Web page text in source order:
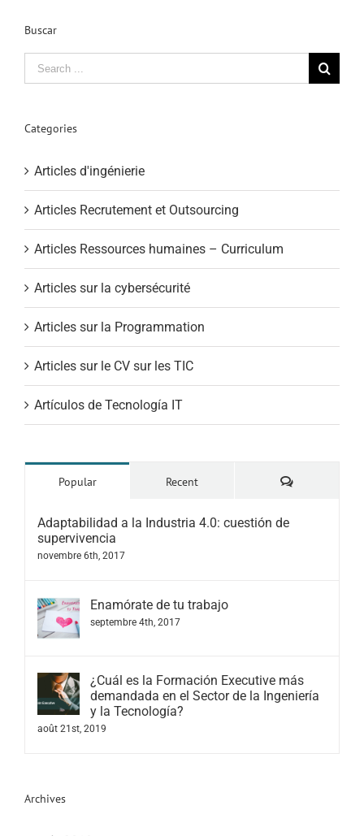
Buscar
Search
for:
Categories
Articles d'ingénierie
Articles Recrutement et Outsourcing
Articles Ressources humaines – Curriculum
Articles sur la cybersécurité
Articles sur la Programmation
Articles sur le CV sur les TIC
Artículos de Tecnología IT
Popular Recent Comments
Adaptabilidad a la Industria 4.0: cuestión de
supervivencia
novembre 6th, 2017
Enamórate de tu trabajo
septembre 4th, 2017
¿Cuál es la Formación Executive más
demandada en el Sector de la Ingeniería
y la Tecnología?
août 21st, 2019
Archives